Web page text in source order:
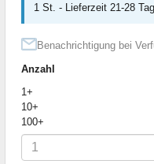
1 St. - Lieferzeit 21-28
Benachrichtigung bei
Anzahl
1+
10+
100+